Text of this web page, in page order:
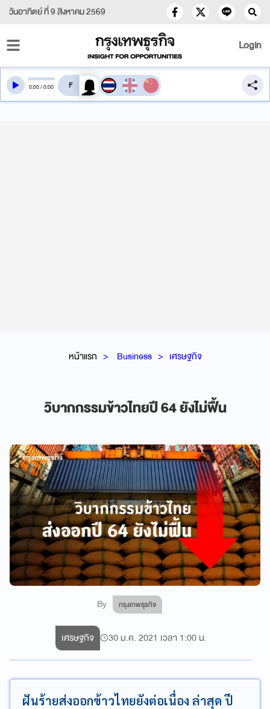
วันอาทิตย์ ที่ 9 สิงหาคม 2569
Login
หน้าแรก Business เศรษฐกิจ
วิบากกรรมข้าวไทยปี 64 ยังไม่ฟื้น
By กรุงเทพธุรกิจ
0:00/0:00 สลับเสียงอ่าน
เศรษฐกิจ 30 ม.ค. 2021 เวลา 1:00 น.
ฝันร้ายส่งออกข้าวไทยยังต่อเนื่อง ล่าสุุด ปี